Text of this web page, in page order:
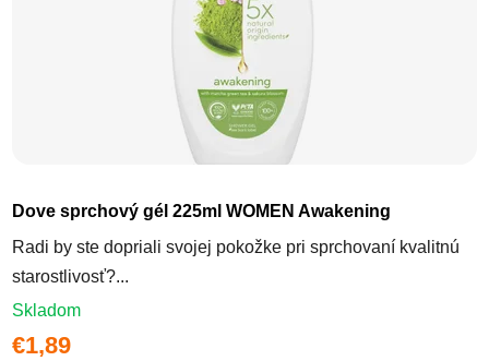
Dove sprchový gél 225ml WOMEN Awakening
Radi by ste dopriali svojej pokožke pri sprchovaní kvalitnú
starostlivosť?...
Skladom
€1,89